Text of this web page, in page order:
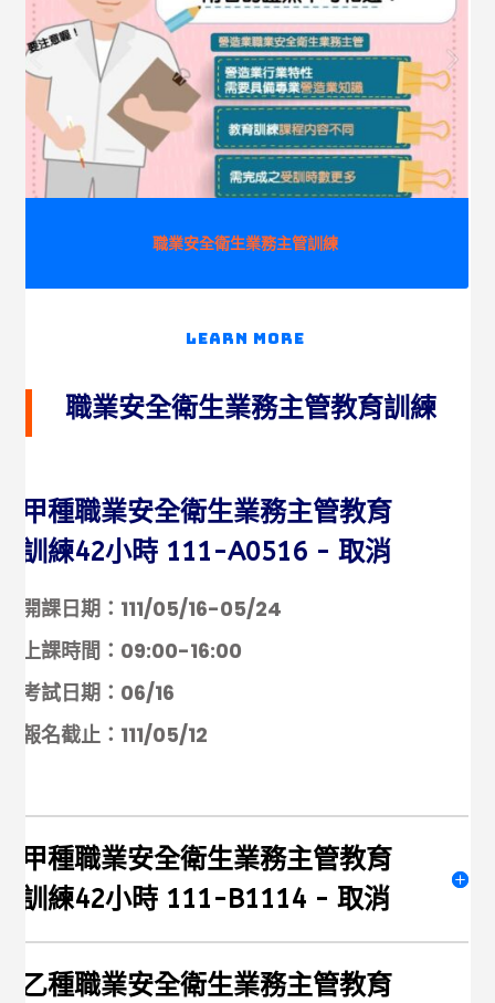
職業安全衛生業務主管訓練
Learn More
職業安全衛生業務主管教育訓練
甲種職業安全衛生業務主管教育
訓練42小時 111-A0516 - 取消
開課日期：111/05/16-05/24
上課時間：09:00-16:00
考試日期：06/16
報名截止：111/05/12
甲種職業安全衛生業務主管教育
訓練42小時 111-B1114 - 取消
乙種職業安全衛生業務主管教育